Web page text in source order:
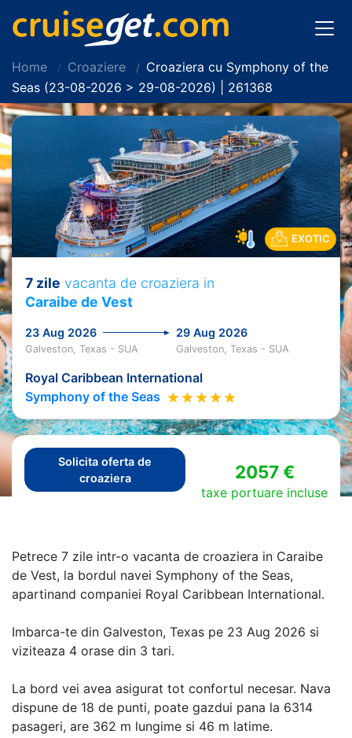
Home Croaziere
Croaziera cu Symphony of the
Seas (23-08-2026 > 29-08-2026) | 261368
EXOTIC
7 zile vacanta de croaziera in
Caraibe de Vest
23 Aug 2026 29 Aug 2026
Galveston, Texas - SUA Galveston, Texas - SUA
Royal Caribbean International
Symphony of the Seas
Solicita oferta de
croaziera
2057 €
taxe portuare incluse
Petrece 7 zile intr-o vacanta de croaziera in Caraibe
de Vest, la bordul navei Symphony of the Seas,
apartinand companiei Royal Caribbean International.
Imbarca-te din Galveston, Texas pe 23 Aug 2026 si
viziteaza 4 orase din 3 tari.
La bord vei avea asigurat tot confortul necesar. Nava
dispune de 18 de punti, poate gazdui pana la 6314
pasageri, are 362 m lungime si 46 m latime.